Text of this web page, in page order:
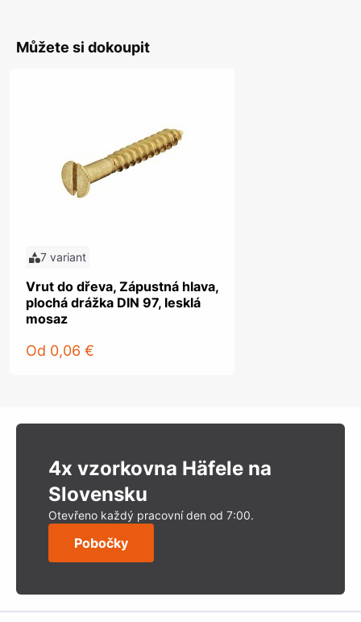
Můžete si dokoupit
7 variant
Vrut do dřeva, Zápustná hlava,
plochá drážka DIN 97, lesklá
mosaz
Od 0,06 €
4x vzorkovna Häfele na
Slovensku
Otevřeno každý pracovní den od 7:00.
Pobočky